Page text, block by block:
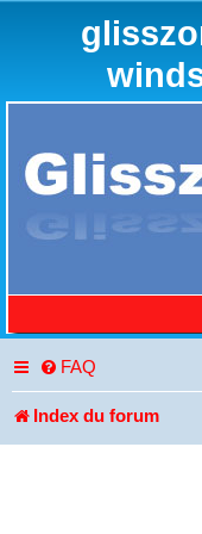
FAQ
Index du forum